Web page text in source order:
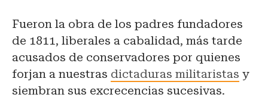
Fueron la obra de los padres fundadores
de 1811, liberales a cabalidad, más tarde
acusados de conservadores por quienes
forjan a nuestras dictaduras militaristas y
siembran sus excrecencias sucesivas.